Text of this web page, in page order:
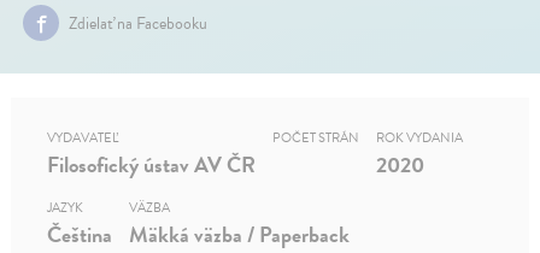
Zdielať na Facebooku
VYDAVATEĽ
Filosofický ústav AV ČR
POČET STRÁN ROK VYDANIA
2020
JAZYK
Čeština
VÄZBA
Mäkká väzba / Paperback